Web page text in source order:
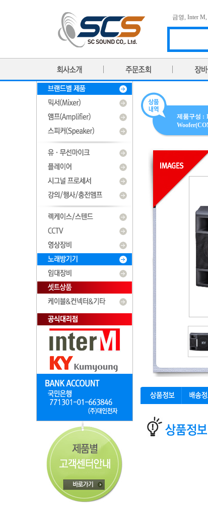
금영, Inter M,
제품구성 :